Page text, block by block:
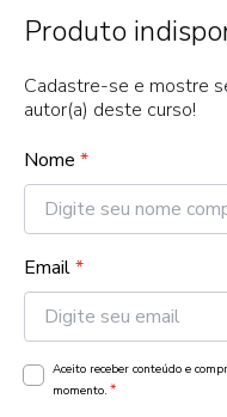
Produto
Cadastre-se e mostre
autor(a) deste curso!
Nome *
Email*
Aceito receber conteúdo e
momento. *